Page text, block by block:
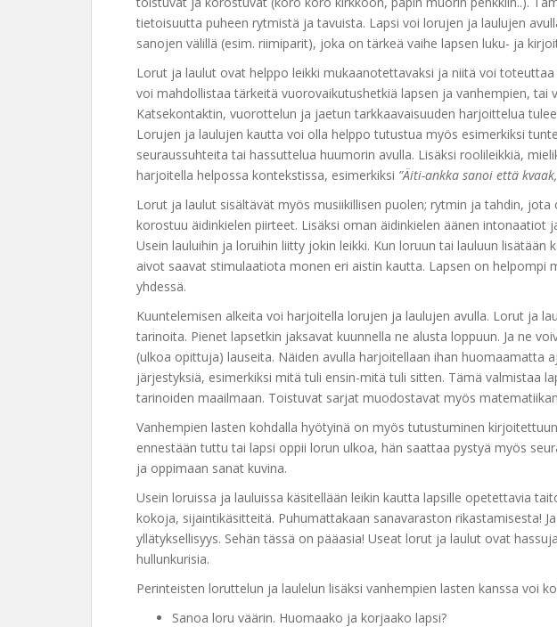
tietoisuutta puheen rytmistä ja tavuista. Lapsi voi lorujen ja laulujen
sanojen välillä (esim. riimiparit), joka on tärkeä vaihe lapsen luku- ja
Lorut ja laulut ovat helppo leikki mukaanotettavaksi ja niitä voi
voi mahdollistaa tärkeitä vuorovaikutushetkiä lapsen ja vanhempien, tai
Katsekontaktin, vuorottelun ja jaetun tarkkaavaisuuden harjoittelua
Lorujen ja laulujen kautta voi olla helppo tutustua myös esimerkiksi
seuraussuhteita tai hassuttelua huumorin avulla. Lisäksi roolileikkiä,
harjoitella helpossa kontekstissa, esimerkiksi ”Äiti-ankka sanoi että
Lorut ja laulut sisältävät myös musiikillisen puolen; rytmin ja tahdin,
korostuu äidinkielen piirteet. Lisäksi oman äidinkielen äänen intonaatiot
Usein lauluihin ja loruihin liitty jokin leikki. Kun loruun tai lauluun lisätään
aivot saavat stimulaatiota monen eri aistin kautta. Lapsen on helpompi
yhdessä.
Kuuntelemisen alkeita voi harjoitella lorujen ja laulujen avulla. Lorut ja
tarinoita. Pienet lapsetkin jaksavat kuunnella ne alusta loppuun. Ja ne
(ulkoa opittuja) lauseita. Näiden avulla harjoitellaan ihan huomaamatta
järjestyksiä, esimerkiksi mitä tuli ensin-mitä tuli sitten. Tämä valmistaa
tarinoiden maailmaan. Toistuvat sarjat muodostavat myös
Vanhempien lasten kohdalla hyötyinä on myös tutustuminen
ennestään tuttu tai lapsi oppii lorun ulkoa, hän saattaa pystyä myös
ja oppimaan sanat kuvina.
Usein loruissa ja lauluissa käsitellään leikin kautta lapsille opetettavia
kokoja, sijaintikäsitteitä. Puhumattakaan sanavaraston rikastamisesta!
yllätyksellisyys. Sehän tässä on pääasia! Useat lorut ja laulut ovat
hullunkurisia.
Perinteisten loruttelun ja laulelun lisäksi vanhempien lasten kanssa voi
Sanoa loru väärin. Huomaako ja korjaako lapsi?